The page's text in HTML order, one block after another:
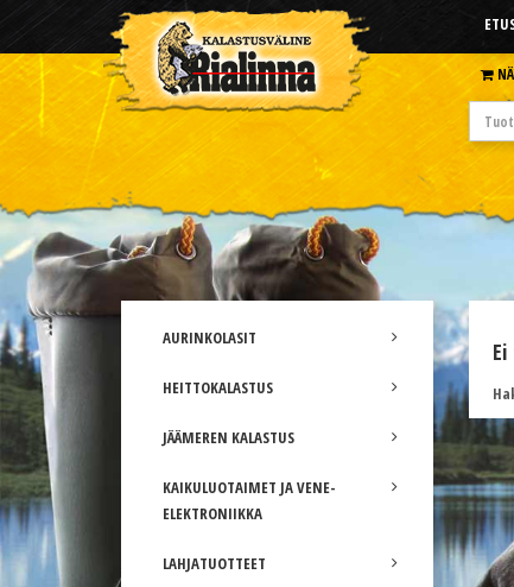
AURINKOLASIT
HEITTOKALASTUS
JÄÄMEREN KALASTUS
KAIKULUOTAIMET JA VENE-
ELEKTRONIIKKA
LAHJATUOTTEET